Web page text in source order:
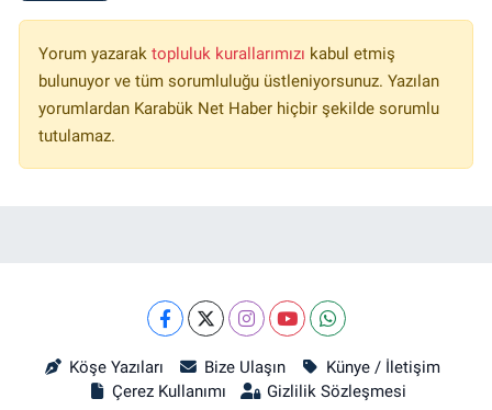
Yorum yazarak topluluk kurallarımızı kabul etmiş
bulunuyor ve tüm sorumluluğu üstleniyorsunuz. Yazılan
yorumlardan Karabük Net Haber hiçbir şekilde sorumlu
tutulamaz.
Köşe Yazıları Bize Ulaşın
Künye / İletişim
Çerez Kullanımı
Gizlilik Sözleşmesi